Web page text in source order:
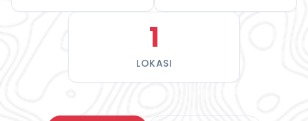
1
LOKASI